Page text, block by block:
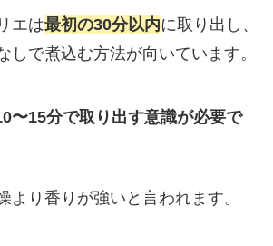
エは最初の30分以内に取り出し、
しで煮込む方法が向いています。
〜15分で取り出す意識が必要で
より香りが強いと言われます。